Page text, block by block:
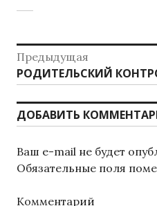
Н
а
в
и
г
а
Предыдущая
П
р
е
д
д
у
РОДИТЕЛЬСКИЙ
ДОБАВИТЬ
Ваш e-mail не будет
Обязательные поля
Комментарий